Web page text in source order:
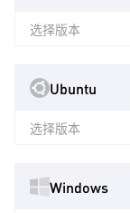
选择版本
Ubuntu
选择版本
Windows